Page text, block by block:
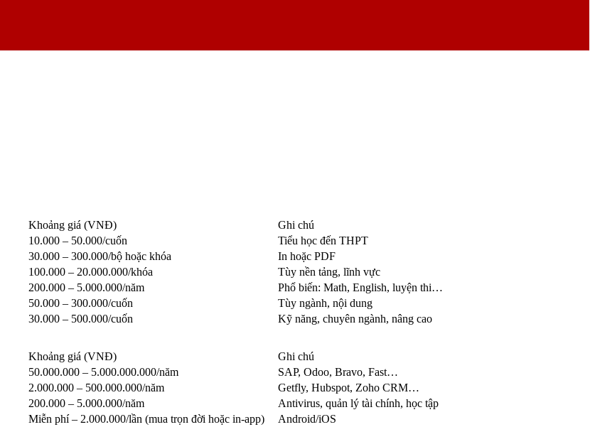
Khoảng giá (VNĐ)
Ghi chú
10.000 – 50.000/cuốn
Tiểu học đến THPT
30.000 – 300.000/bộ hoặc khóa
In hoặc PDF
100.000 – 20.000.000/khóa
Tùy nền tảng, lĩnh vực
200.000 – 5.000.000/năm
Phổ biến: Math, English, luyện thi…
50.000 – 300.000/cuốn
Tùy ngành, nội dung
30.000 – 500.000/cuốn
Kỹ năng, chuyên ngành, nâng cao
Khoảng giá (VNĐ)
Ghi chú
50.000.000 – 5.000.000.000/năm
SAP, Odoo, Bravo, Fast…
2.000.000 – 500.000.000/năm
Getfly, Hubspot, Zoho CRM…
200.000 – 5.000.000/năm
Antivirus, quản lý tài chính, học tập
Miễn phí – 2.000.000/lần (mua trọn đời hoặc in-app)
Android/iOS